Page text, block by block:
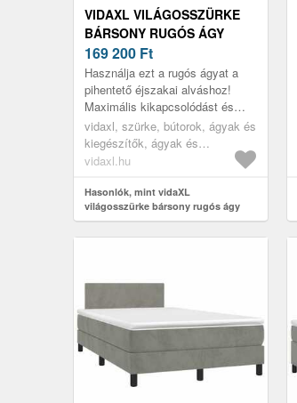
VIDAXL VILÁGOSSZÜRKE
BÁRSONY RUGÓS ÁGY
MATRACCAL 120 X 190 CM
169 200 Ft
Használja ezt a rugós ágyat a
pihentető éjszakai alváshoz!
Maximális kikapcsolódást és
kellemes alvást kínál.
vidaxl, szürke, bútorok, ágyak és
kiegészítők, ágyak és
ágykeretek
vidaxl.hu
Hasonlók, mint vidaXL
világosszürke bársony rugós ágy
matraccal 120 x 190 cm